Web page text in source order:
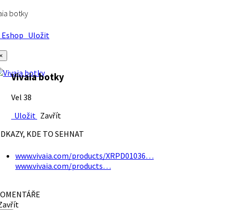
botky
Uložit
Vivaia botky
Vel 38
Uložit Zavřít
KDE TO SEHNAT
www.vivaia.com/products/XRPD01036…
www.vivaia.com/products…